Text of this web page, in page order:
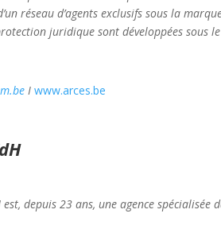
réseau d’agents exclusifs sous la
juridique sont développées sous
I www.arces.be
est, depuis 23 ans, une agence spécialisée